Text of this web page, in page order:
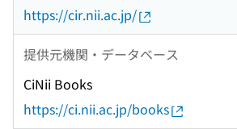
https://cir.nii.ac.jp/
提供元機関・データベース
CiNii Books
https://ci.nii.ac.jp/books